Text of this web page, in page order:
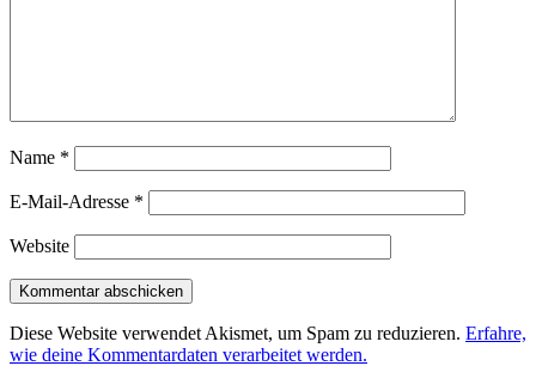
Name *
E-Mail-Adresse *
Website
Diese Website verwendet Akismet, um Spam zu reduzieren. Erfahre,
wie deine Kommentardaten verarbeitet werden.